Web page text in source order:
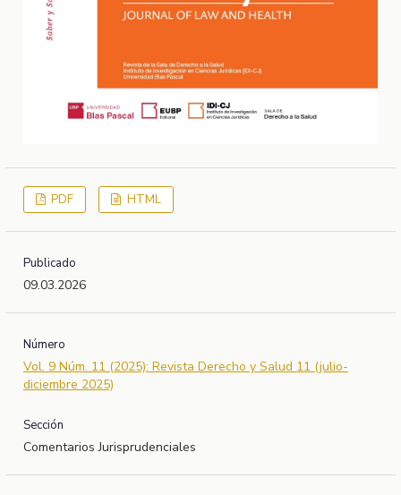
PDF HTML
Publicado
09.03.2026
Número
Vol. 9 Núm. 11 (2025): Revista Derecho y Salud 11 (julio-
diciembre 2025)
Sección
Comentarios Jurisprudenciales